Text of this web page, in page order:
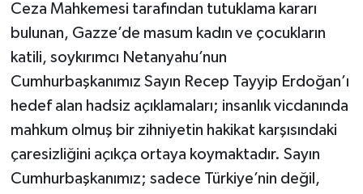
Ceza Mahkemesi tarafından tutuklama kararı
bulunan, Gazze’de masum kadın ve çocukların
katili, soykırımcı Netanyahu’nun
Cumhurbaşkanımız Sayın Recep Tayyip Erdoğan’ı
hedef alan hadsiz açıklamaları; insanlık vicdanında
mahkum olmuş bir zihniyetin hakikat karşısındaki
çaresizliğini açıkça ortaya koymaktadır. Sayın
Cumhurbaşkanımız; sadece Türkiye’nin değil,